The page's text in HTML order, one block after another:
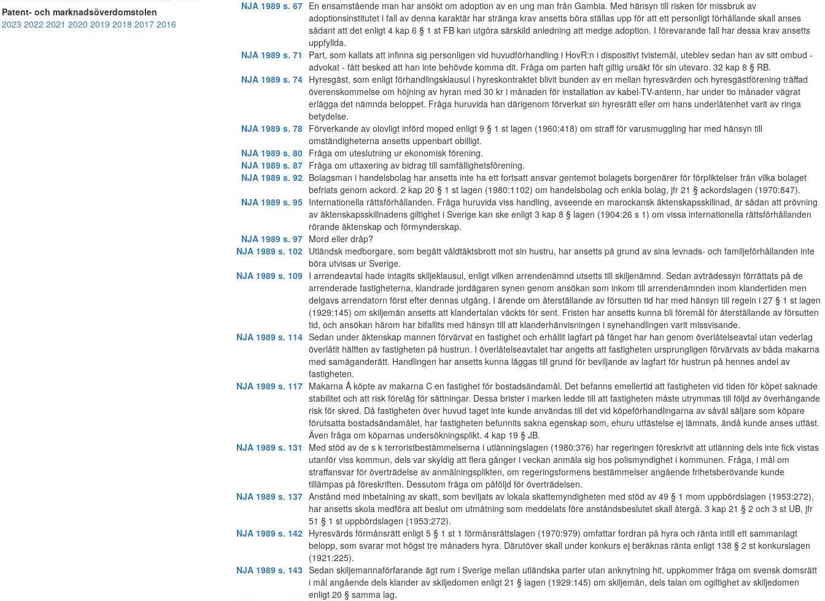
Patent- och marknadsöverdomstolen
2023 2022 2021 2020 2019 2018 2017 2016
NJA 1989 s. 67 En ensamstående man har ansökt om adoption av en ung man från Gambia. Med hänsyn till risken för missbruk av
adoptionsinstitutet i fall av denna karaktär har stränga krav ansetts böra ställas upp för att ett personligt förhållande skall anses
sådant att det enligt 4 kap 6 § 1 st FB kan utgöra särskild anledning att medge adoption. I förevarande fall har dessa krav ansetts
uppfyllda.
NJA 1989 s. 71
Part, som kallats att infinna sig personligen vid huvudförhandling i HovR:n i dispositivt tvistemål, uteblev sedan han av sitt ombud -
advokat - fått besked att han inte behövde komma dit. Fråga om parten haft giltig ursäkt för sin utevaro. 32 kap 8 § RB.
NJA 1989 s. 74 Hyresgäst, som enligt förhandlingsklausul i hyreskontraktet blivit bunden av en mellan hyresvärden och hyresgästförening träffad
överenskommelse om höjning av hyran med 30 kr i månaden för installation av kabel-TV-antenn, har under tio månader vägrat
erlägga det nämnda beloppet. Fråga huruvida han därigenom förverkat sin hyresrätt eller om hans underlåtenhet varit av ringa
betydelse.
NJA 1989 s. 78 Förverkande av olovligt införd moped enligt 9 § 1 st lagen (1960:418) om straff för varusmuggling har med hänsyn till
omständigheterna ansetts uppenbart obilligt.
NJA 1989 s. 80 Fråga om uteslutning ur ekonomisk förening.
NJA 1989 s. 87 Fråga om uttaxering av bidrag till samfällighetsförening.
NJA 1989 s. 92 Bolagsman i handelsbolag har ansetts inte ha ett fortsatt ansvar gentemot bolagets borgenärer för förpliktelser från vilka bolaget
befriats genom ackord. 2 kap 20 § 1 st lagen (1980:1102) om handelsbolag och enkla bolag, jfr 21 § ackordslagen (1970:847).
NJA 1989 s. 95 Internationella rättsförhållanden. Fråga huruvida viss handling, avseende en marockansk äktenskapsskillnad, är sådan att prövning
av äktenskapsskillnadens giltighet i Sverige kan ske enligt 3 kap 8 § lagen (1904:26 s 1) om vissa internationella rättsförhållanden
rörande äktenskap och förmynderskap.
NJA 1989 s. 97 Mord eller dråp?
NJA 1989 s. 102 Utländsk medborgare, som begått våldtäktsbrott mot sin hustru, har ansetts på grund av sina levnads- och familjeförhållanden inte
böra utvisas ur Sverige.
NJA 1989 s. 109 I arrendeavtal hade intagits skiljeklausul, enligt vilken arrendenämnd utsetts till skiljenämnd. Sedan avträdessyn förrättats på de
arrenderade fastigheterna, klandrade jordägaren synen genom ansökan som inkom till arrendenämnden inom klandertiden men
delgavs arrendatorn först efter dennas utgång. I ärende om återställande av försutten tid har med hänsyn till regeln i 27 § 1 st lagen
(1929:145) om skiljemän ansetts att klandertalan väckts för sent. Fristen har ansetts kunna bli föremål för återställande av försutten
tid, och ansökan härom har bifallits med hänsyn till att klanderhänvisningen i synehandlingen varit missvisande.
NJA 1989 s. 114 Sedan under äktenskap mannen förvärvat en fastighet och erhållit lagfart på fånget har han genom överlåtelseavtal utan vederlag
överlåtit hälften av fastigheten på hustrun. I överlåtelseavtalet har angetts att fastigheten ursprungligen förvärvats av båda makarna
med samäganderätt. Handlingen har ansetts kunna läggas till grund för beviljande av lagfart för hustrun på hennes andel av
fastigheten.
NJA 1989 s. 117 Makarna Å köpte av makarna C en fastighet för bostadsändamål. Det befanns emellertid att fastigheten vid tiden för köpet saknade
stabilitet och att risk förelåg för sättningar. Dessa brister i marken ledde till att fastigheten måste utrymmas till följd av överhängande
risk för skred. Då fastigheten över huvud taget inte kunde användas till det vid köpeförhandlingarna av såväl säljare som köpare
förutsatta bostadsändamålet, har fastigheten befunnits sakna egenskap som, ehuru utfästelse ej lämnats, ändå kunde anses utfäst.
Även fråga om köparnas undersökningsplikt. 4 kap 19 § JB.
NJA 1989 s. 131
Med stöd av de s k terroristbestämmelserna i utlänningslagen (1980:376) har regeringen föreskrivit att utlänning dels inte fick vistas
utanför viss kommun, dels var skyldig att flera gånger i veckan anmäla sig hos polismyndighet i kommunen. Fråga, i mål om
straffansvar för överträdelse av anmälningsplikten, om regeringsformens bestämmelser angående frihetsberövande kunde
tillämpas på föreskriften. Dessutom fråga om påföljd för överträdelsen.
NJA 1989 s. 137 Anstånd med inbetalning av skatt, som beviljats av lokala skattemyndigheten med stöd av 49 § 1 mom uppbördslagen (1953:272),
har ansetts skola medföra att beslut om utmätning som meddelats före anståndsbeslutet skall återgå. 3 kap 21 § 2 och 3 st UB, jfr
51 § 1 st uppbördslagen (1953:272).
NJA 1989 s. 142 Hyresvärds förmånsrätt enligt 5 § 1 st 1 förmånsrättslagen (1970:979) omfattar fordran på hyra och ränta intill ett sammanlagt
belopp, som svarar mot högst tre månaders hyra. Därutöver skall under konkurs ej beräknas ränta enligt 138 § 2 st konkurslagen
(1921:225).
NJA 1989 s. 143 Sedan skiljemannaförfarande ägt rum i Sverige mellan utländska parter utan anknytning hit, uppkommer fråga om svensk domsrätt
i mål angående dels klander av skiljedomen enligt 21 § lagen (1929:145) om skiljemän, dels talan om ogiltighet av skiljedomen
enligt 20 § samma lag.